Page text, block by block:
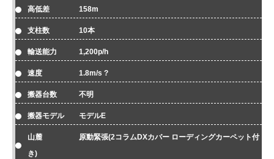
高低差 158m
支柱数 10本
輸送能力 1,200p/h
速度 1.8m/s ?
搬器台数 不明
搬器モデル モデルE
山麓 原動緊張(2コラムDXカバー ローディングカーペット付
き)